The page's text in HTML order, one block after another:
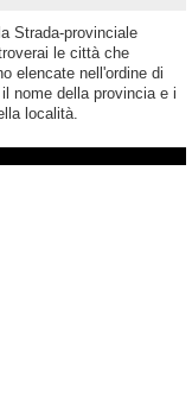
Strada-provinciale
le città che
elencate nell'ordine di
nome della provincia e i
località.